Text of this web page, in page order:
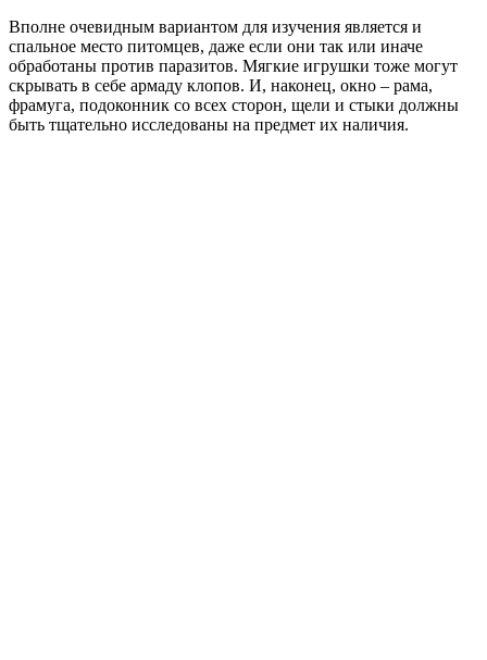
Вполне очевидным вариантом для изучения является и
спальное место питомцев, даже если они так или иначе
обработаны против паразитов. Мягкие игрушки тоже могут
скрывать в себе армаду клопов. И, наконец, окно – рама,
фрамуга, подоконник со всех сторон, щели и стыки должны
быть тщательно исследованы на предмет их наличия.